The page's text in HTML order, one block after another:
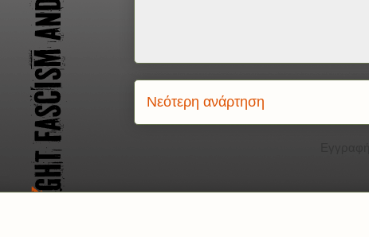
Νεότερη ανάρτηση